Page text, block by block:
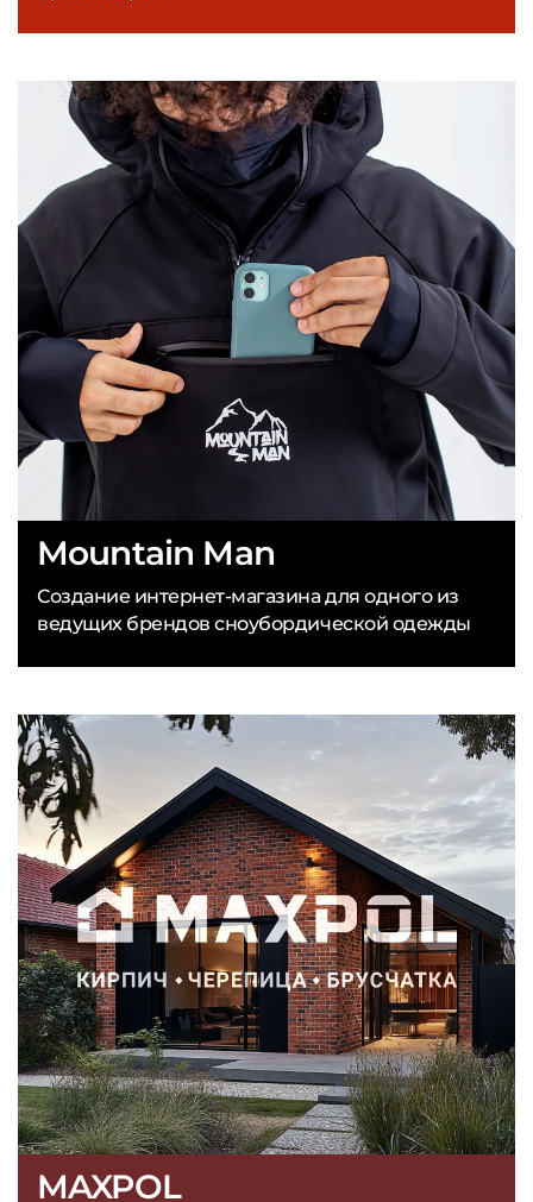
MAXPOL
Mountain Man
Создание интернет-магазина для одного из
ведущих брендов сноубордической одежды